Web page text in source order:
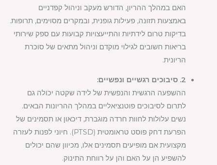
האם במהלך ההריון, הדורש מעקב וניהול קפדניים
באמצעות תזונה, פעילות גופנית, ובמקרים מסוימים, תרופות.
בדיקות טרום לידתיות והתייעצויות קבועות עם ספק שירותי
בריאות חשובים לגילוי מוקדם וניהול מתאים של סוכרת
הריונית.
2. סיבוכים רגשיים ונפשיים:
ההשפעה הרגשית והנפשית של לידה שקטה יכולה גם
לתרום לסיבוכים פוטנציאליים במהלך ההריונות הבאים.
נשים עלולות לחוות חרדה מוגברת, דיכאון או תסמינים של
הפרעת דחק פוסט טראומטית (PTSD). חיוני לפנות לעזרה
מקצועית אם מופיעים תסמינים אלו, מכיוון שהם יכולים
להשפיע הן על האם והן על רווחת התינוק.